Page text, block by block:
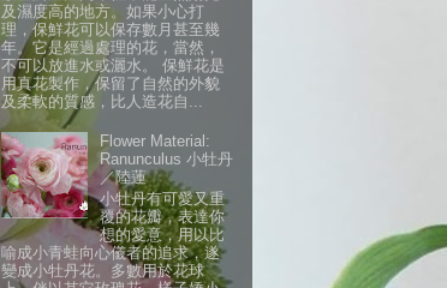
及濕度高的地方。如果小心打
理，保鮮花可以保存數月甚至幾
年。它是經過處理的花，當然，
不可以放進水或灑水。 保鮮花是
用真花製作，保留了自然的外貌
及柔軟的質感，比人造花自...
Flower Material:
Ranunculus 小牡丹
／陸蓮
小牡丹有可愛又重
覆的花瓣，表達你
想的愛意，用以比
喻成小青蛙向心儀者的追求，遂
變成小牡丹花。多數用於花球